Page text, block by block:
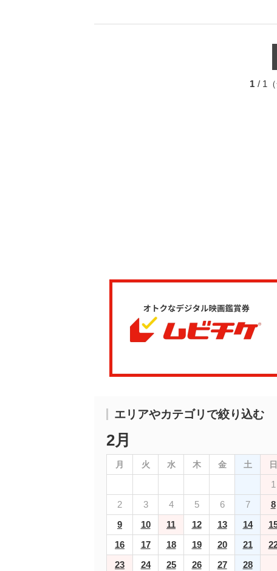
1 / 1
エリアやカテゴリで絞り込む
2月
月 火 水 木 金 土 日
1
2
3 4 5 6 7
8
9
10 11 12 13 14
16
17 18 19 20 21
23
24 25 26 27 28